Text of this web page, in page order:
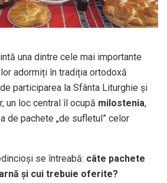
una dintre cele mai importante
adormiți în tradiția ortodoxă
participarea la Sfânta Liturghie și
un loc central îl ocupă milostenia,
de pachete „de sufletul” celor
se întreabă: câte pachete
și cui trebuie oferite?